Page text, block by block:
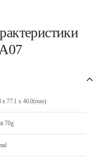
x 77.1 x 46.0(mm)
70g